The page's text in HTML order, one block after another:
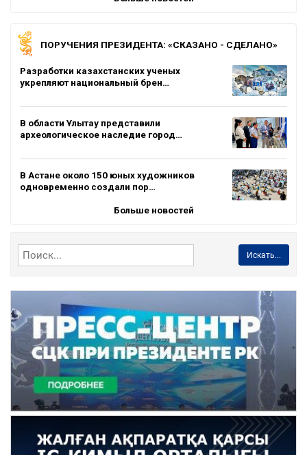
ПОРУЧЕНИЯ ПРЕЗИДЕНТА: «СКАЗАНО - СДЕЛАНО»
Разработки казахстанских ученых
укрепляют национальный брен…
В области Ұлытау представили
археологическое наследие город…
В Астане около 150 юных художников
одновременно создали пор…
Больше новостей
Искать...